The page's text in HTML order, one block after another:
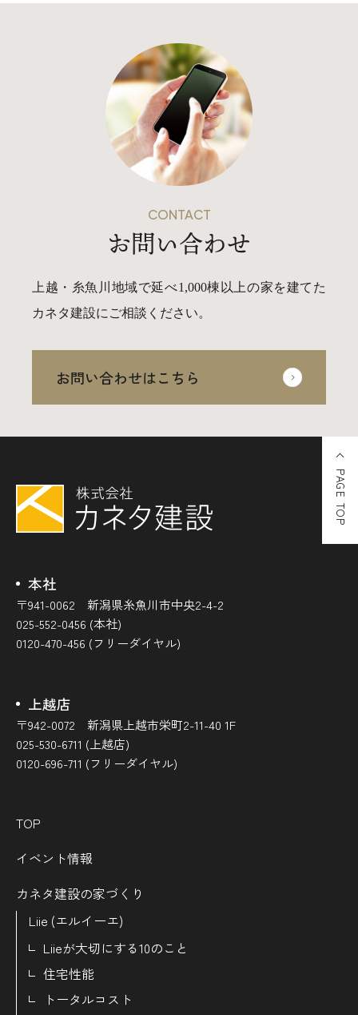
CONTACT
お問い合わせ
上越・糸魚川地域で延べ1,000棟以上の家を建てた
カネタ建設にご相談ください。
お問い合わせはこちら
本社
〒941-0062 新潟県糸魚川市中央2-4-2
025-552-0456 (本社)
0120-470-456 (フリーダイヤル)
上越店
〒942-0072 新潟県上越市栄町2-11-40 1F
025-530-6711 (上越店)
0120-696-711 (フリーダイヤル)
TOP
イベント情報
カネタ建設の家づくり
Liie (エルイーエ)
Liieが大切にする10のこと
住宅性能
トータルコスト
PAGE TOP